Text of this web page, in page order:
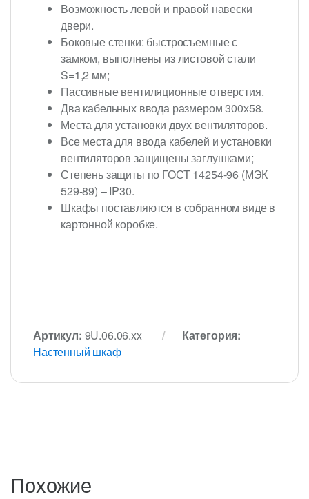
Возможность левой и правой навески
двери.
Боковые стенки: быстросъемные с
замком, выполнены из листовой стали
S=1,2 мм;
Пассивные вентиляционные отверстия.
Два кабельных ввода размером 300х58.
Места для установки двух вентиляторов.
Все места для ввода кабелей и установки
вентиляторов защищены заглушками;
Степень защиты по ГОСТ 14254-96 (МЭК
529-89) – IP30.
Шкафы поставляются в собранном виде в
картонной коробке.
Артикул: 9U.06.06.xx
Категория:
Настенный шкаф
Похожие